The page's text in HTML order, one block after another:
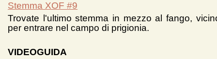
Stemma XOF #9
Trovate l'ultimo stemma in mezzo al fango,
per entrare nel campo di prigionia.
VIDEOGUIDA